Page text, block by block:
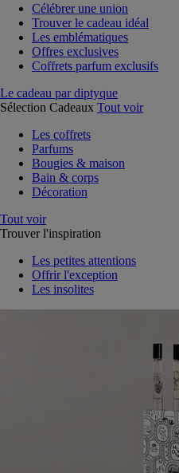
Célébrer une union
Trouver le cadeau idéal
Les emblématiques
Offres exclusives
Coffrets parfum exclusifs
Le cadeau par diptyque
Sélection Cadeaux Tout voir
Les coffrets
Parfums
Bougies & maison
Bain & corps
Décoration
Tout voir
Trouver l'inspiration
Les petites attentions
Offrir l'exception
Les insolites